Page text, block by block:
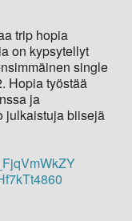
trip hopia
on kypsytellyt
single
Hopia työstää
ja
julkaistuja biisejä